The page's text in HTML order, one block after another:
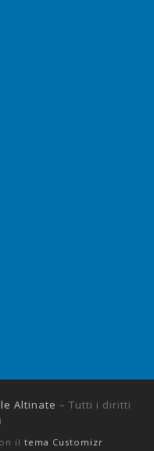
Altinate – Tutti i diritti
il tema Customizr